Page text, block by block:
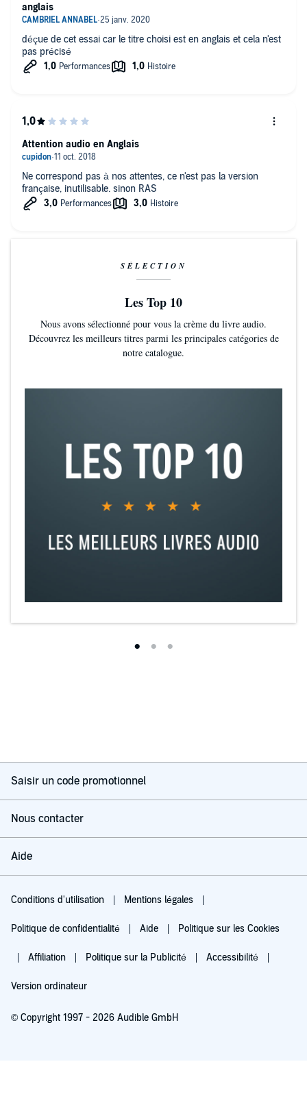
déçue de cet essai car le titre choisi est en anglais et cela n'est
pas précisé
anglais
Ne correspond pas à nos attentes, ce n'est pas la version
française, inutilisable. sinon RAS
Attention audio en Anglais
SÉLECTION
Les Top 10
Nous avons sélectionné pour vous la crème du livre audio.
Découvrez les meilleurs titres parmi les principales catégories de
notre catalogue.
Saisir un code promotionnel
Nous contacter
Aide
Conditions d'utilisation Mentions légales
Politique de confidentialité Aide Politique sur les Cookies
Affiliation Politique sur la Publicité Accessibilité
Version ordinateur
© Copyright 1997 - 2026 Audible GmbH